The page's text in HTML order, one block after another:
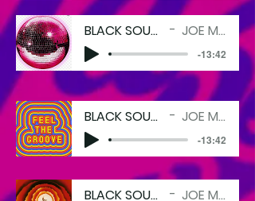
BLACK SOUNDS MATTER JOE MORGANO
-13:42
BLACK SOUNDS MATTER JOE MORGANO
-13:42
BLACK SOUNDS MATTER JOE MORGANO